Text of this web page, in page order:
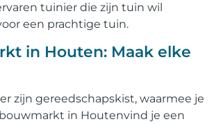
tuinier die zijn tuin wil
een prachtige tuin.
in Houten: Maak elke
zijn gereedschapskist, waarmee je
in Houtenvind je een